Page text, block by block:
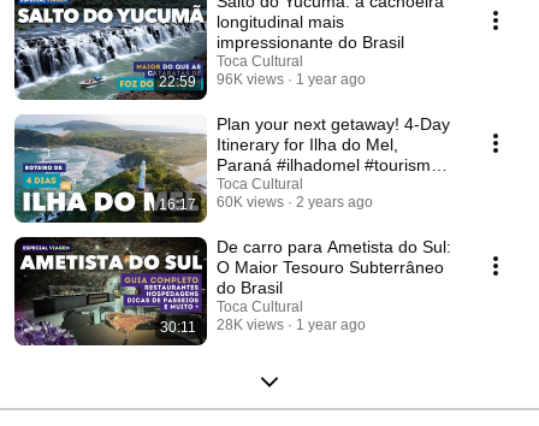
22:59
longitudinal mais
impressionante do Brasil
Toca Cultural
96K views
1 year ago
16:17
Plan your next getaway! 4-Day
Itinerary for Ilha do Mel,
Paraná #ilhadomel #tourism
#coast
Toca Cultural
60K views
2 years ago
30:11
De carro para Ametista do Sul:
O Maior Tesouro Subterrâneo
do Brasil
Toca Cultural
28K views
1 year ago